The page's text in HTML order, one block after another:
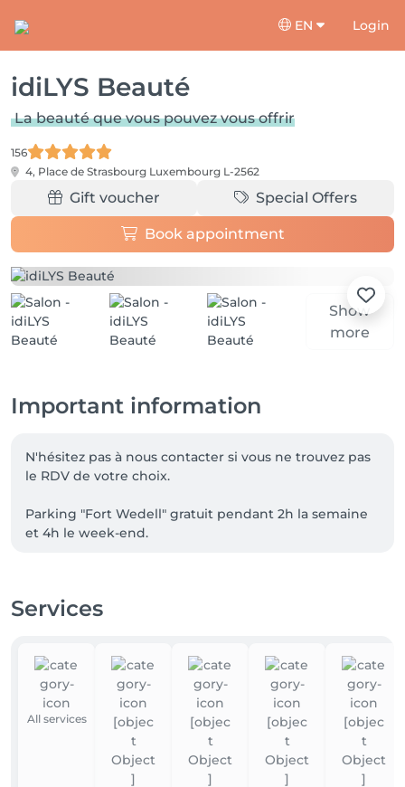
EN Login
idiLYS Beauté
La beauté que vous pouvez vous offrir
156
4, Place de Strasbourg Luxembourg L-2562
Gift voucher Special Offers
Book appointment
Show
more
Important information
N'hésitez pas à nous contacter si vous ne trouvez pas
le RDV de votre choix.
Parking "Fort Wedell" gratuit pendant 2h la semaine
et 4h le week-end.
Services
All services